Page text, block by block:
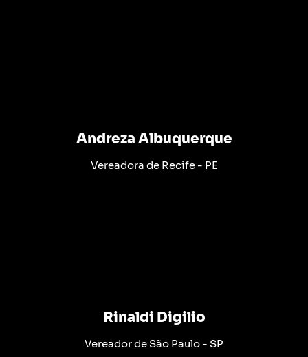
Andreza Albuquerque
Vereadora de Recife - PE
Rinaldi Digilio
Vereador de São Paulo - SP